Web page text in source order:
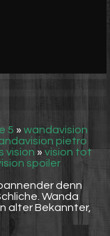
5 » wandavision
pietro
vision » vision tot
spoiler
denn
Wanda
alter Bekannter,